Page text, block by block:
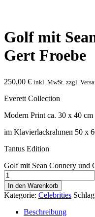
Golf mit
Gert Froebe
250,00 € inkl. MwSt. zzgl.
Everett Collection
Modern Print ca. 30 x 40 cm
im Klavierlackrahmen 50 x
Tantus Edition
Golf mit Sean Connery und
In den Warenkorb
Kategorie: Celebrities
Beschreibung